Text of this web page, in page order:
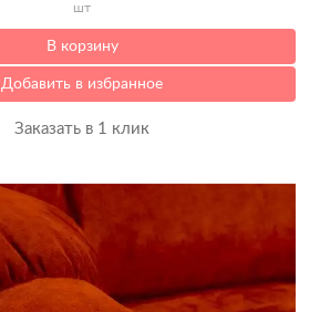
шт
В корзину
Добавить в избранное
Заказать в 1 клик